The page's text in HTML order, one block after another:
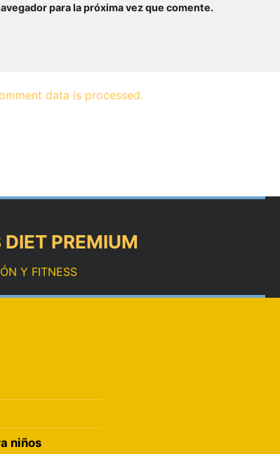
para la próxima vez que comente.
data is processed.
DIET PREMIUM
Y FITNESS
niños